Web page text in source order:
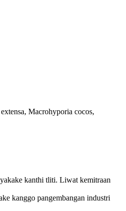
Macrohyporia cocos,
kanthi tliti. Liwat kemitraan
kanggo pangembangan industri